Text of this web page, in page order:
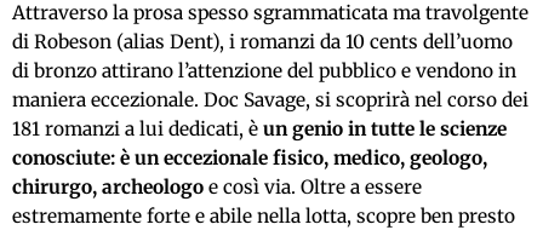
Attraverso la prosa spesso sgrammaticata ma travolgente
di Robeson (alias Dent), i romanzi da 10 cents dell’uomo
di bronzo attirano l’attenzione del pubblico e vendono in
maniera eccezionale. Doc Savage, si scoprirà nel corso dei
181 romanzi a lui dedicati, è un genio in tutte le scienze
conosciute: è un eccezionale fisico, medico, geologo,
chirurgo, archeologo e così via. Oltre a essere
estremamente forte e abile nella lotta, scopre ben presto